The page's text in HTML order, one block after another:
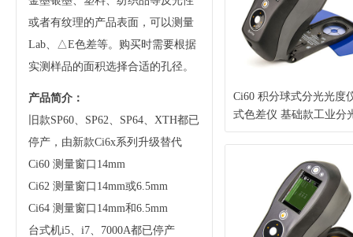
或者有纹理的产品表面，可以测量
Lab、△E色差等。购买时需要根据
实测样品的面积选择合适的孔径。
产品简介：
旧款SP60、SP62、SP64、XTH都已
停产，由新款Ci6x系列升级替代
Ci60 测量窗口14mm
Ci62 测量窗口14mm或6.5mm
Ci64 测量窗口14mm和6.5mm
台式机i5、i7、7000A都已停产
Ci60 积分球式分光光度
式色差仪 基础款工业分
（X-Rite 爱色丽）